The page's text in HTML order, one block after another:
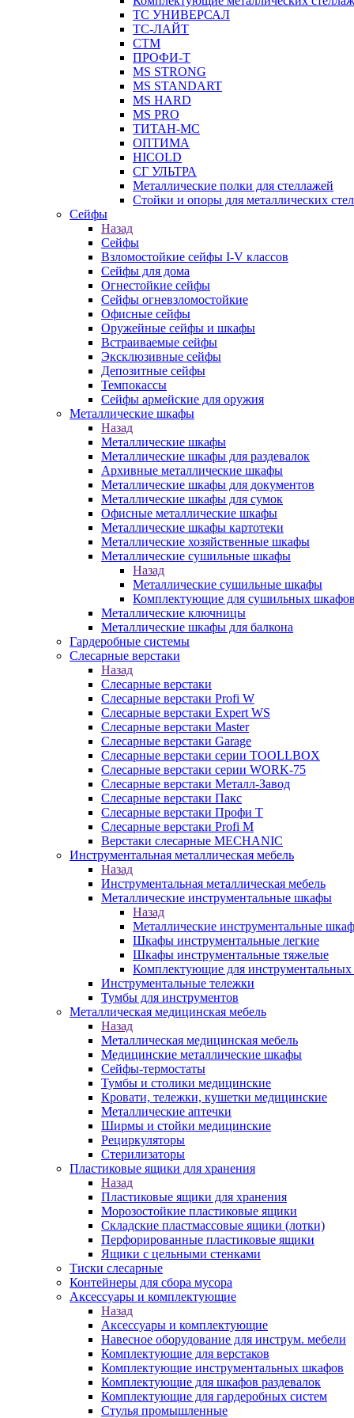
ТС УНИВЕРСАЛ
ТС-ЛАЙТ
СТМ
ПРОФИ-Т
MS STRONG
MS STANDART
MS HARD
MS PRO
ТИТАН-МС
ОПТИМА
HICOLD
СГ УЛЬТРА
Металлические полки для стеллажей
Стойки и опоры для металлических
Сейфы
Назад
Сейфы
Взломостойкие сейфы I-V классов
Сейфы для дома
Огнестойкие сейфы
Сейфы огневзломостойкие
Офисные сейфы
Оружейные сейфы и шкафы
Встраиваемые сейфы
Эксклюзивные сейфы
Депозитные сейфы
Темпокассы
Сейфы армейские для оружия
Металлические шкафы
Назад
Металлические шкафы
Металлические шкафы для раздевалок
Архивные металлические шкафы
Металлические шкафы для документов
Металлические шкафы для сумок
Офисные металлические шкафы
Металлические шкафы картотеки
Металлические хозяйственные шкафы
Металлические сушильные шкафы
Назад
Металлические сушильные шкафы
Комплектующие для сушильных шкафов
Металлические ключницы
Металлические шкафы для балкона
Гардеробные системы
Слесарные верстаки
Назад
Слесарные верстаки
Слесарные верстаки Profi W
Слесарные верстаки Expert WS
Слесарные верстаки Master
Слесарные верстаки Garage
Слесарные верстаки серии TOOLLBOX
Слесарные верстаки серии WORK-75
Слесарные верстаки Металл-Завод
Слесарные верстаки Пакс
Слесарные верстаки Профи Т
Слесарные верстаки Profi M
Верстаки слесарные MECHANIC
Инструментальная металлическая мебель
Назад
Инструментальная металлическая мебель
Металлические инструментальные шкафы
Назад
Металлические инструментальные
Шкафы инструментальные легкие
Шкафы инструментальные тяжелые
Комплектующие для
Инструментальные тележки
Тумбы для инструментов
Металлическая медицинская мебель
Назад
Металлическая медицинская мебель
Медицинские металлические шкафы
Сейфы-термостаты
Тумбы и столики медицинские
Кровати, тележки, кушетки медицинские
Металлические аптечки
Ширмы и стойки медицинские
Рециркуляторы
Стерилизаторы
Пластиковые ящики для хранения
Назад
Пластиковые ящики для хранения
Морозостойкие пластиковые ящики
Складские пластмассовые ящики (лотки)
Перфорированные пластиковые ящики
Ящики с цельными стенками
Тиски слесарные
Контейнеры для сбора мусора
Аксессуары и комплектующие
Назад
Аксессуары и комплектующие
Навесное оборудование для инструм. мебели
Комплектующие для верстаков
Комплектующие инструментальных шкафов
Комплектующие для шкафов раздевалок
Комплектующие для гардеробных систем
Стулья промышленные